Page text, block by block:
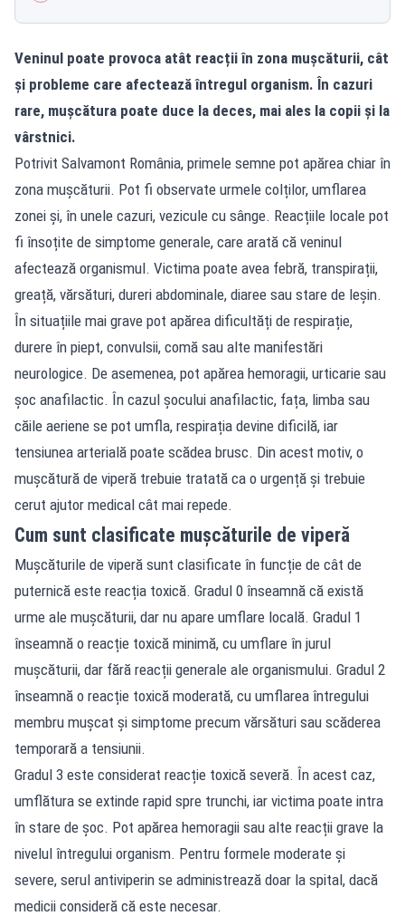
Veninul poate provoca atât reacții în zona mușcăturii, cât
și probleme care afectează întregul organism. În cazuri
rare, mușcătura poate duce la deces, mai ales la copii și la
vârstnici.
Potrivit Salvamont România, primele semne pot apărea chiar în
zona mușcăturii. Pot fi observate urmele colților, umflarea
zonei și, în unele cazuri, vezicule cu sânge. Reacțiile locale pot
fi însoțite de simptome generale, care arată că veninul
afectează organismul. Victima poate avea febră, transpirații,
greață, vărsături, dureri abdominale, diaree sau stare de leșin.
În situațiile mai grave pot apărea dificultăți de respirație,
durere în piept, convulsii, comă sau alte manifestări
neurologice. De asemenea, pot apărea hemoragii, urticarie sau
șoc anafilactic. În cazul șocului anafilactic, fața, limba sau
căile aeriene se pot umfla, respirația devine dificilă, iar
tensiunea arterială poate scădea brusc. Din acest motiv, o
mușcătură de viperă trebuie tratată ca o urgență și trebuie
cerut ajutor medical cât mai repede.
Cum sunt clasificate mușcăturile de viperă
Mușcăturile de viperă sunt clasificate în funcție de cât de
puternică este reacția toxică. Gradul 0 înseamnă că există
urme ale mușcăturii, dar nu apare umflare locală. Gradul 1
înseamnă o reacție toxică minimă, cu umflare în jurul
mușcăturii, dar fără reacții generale ale organismului. Gradul 2
înseamnă o reacție toxică moderată, cu umflarea întregului
membru mușcat și simptome precum vărsături sau scăderea
temporară a tensiunii.
Gradul 3 este considerat reacție toxică severă. În acest caz,
umflătura se extinde rapid spre trunchi, iar victima poate intra
în stare de șoc. Pot apărea hemoragii sau alte reacții grave la
nivelul întregului organism. Pentru formele moderate și
severe, serul antiviperin se administrează doar la spital, dacă
medicii consideră că este necesar.